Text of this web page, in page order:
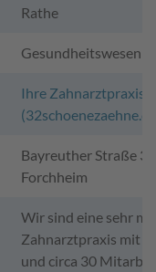
Rathe
Gesundheitswesen -
Ihre Zahnarztpraxis
Bayreuther Straße
Forchheim
Wir sind eine sehr
Zahnarztpraxis mit 4
und circa 30